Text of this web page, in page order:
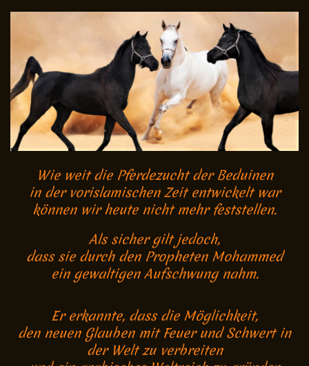
Wie weit die Pferdezucht der Beduinen
in der vorislamischen Zeit entwickelt war
können wir heute nicht mehr feststellen.
Als sicher gilt jedoch,
dass sie durch den Propheten Mohammed
ein gewaltigen Aufschwung nahm.
Er erkannte, dass die Möglichkeit,
den neuen Glauben mit Feuer und Schwert in
der Welt zu verbreiten